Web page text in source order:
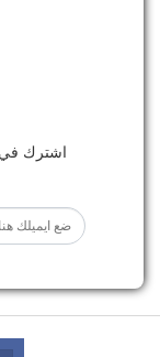
اشترك في